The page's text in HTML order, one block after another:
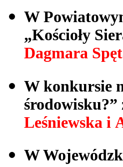
W
„Kościoły
Dagmara
W konkursie
środowisku?”
Leśniewska i
W